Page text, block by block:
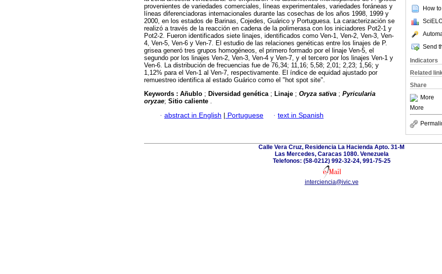
How
Send
Indicators
Related
Share
More
More
provenientes de variedades comerciales, líneas experimentales, variedades foráneas y
líneas diferenciadoras internacionales durante las cosechas de los años 1998, 1999 y
2000, en los estados de Barinas, Cojedes, Guárico y Portuguesa. La caracterización se
realizó a través de la reacción en cadena de la polimerasa con los iniciadores Pot2-1 y
Pot2-2. Fueron identificados siete linajes, identificados como Ven-1, Ven-2, Ven-3, Ven-
4, Ven-5, Ven-6 y Ven-7. El estudio de las relaciones genéticas entre los linajes de P.
grisea generó tres grupos homogéneos, el primero formado por el linaje Ven-5, el
segundo por los linajes Ven-2, Ven-3, Ven-4 y Ven-7, y el tercero por los linajes Ven-1 y
Ven-6. La distribución de frecuencias fue de 76,34; 11,16; 5,58; 2,01; 2,23; 1,56; y
1,12% para el Ven-1 al Ven-7, respectivamente. El índice de equidad ajustado por
remuestreo identifica al estado Guárico como el "hot spot site".
Keywords : Añublo ; Diversidad genética ; Linaje ; Oryza sativa ; Pyricularia
oryzae; Sitio caliente .
· abstract in English | Portuguese · text in Spanish
Calle Vera Cruz, Residencia La Hacienda Apto. 31-M
Las Mercedes, Caracas 1080. Venezuela
Telefonos: (58-0212) 992-32-24, 991-75-25
interciencia@ivic.ve